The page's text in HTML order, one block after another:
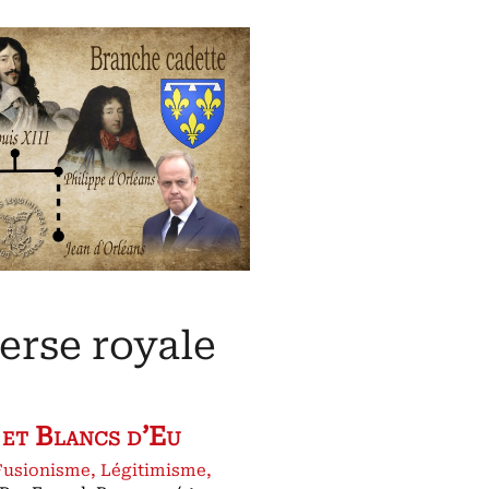
royale
Blancs d’Eu
, Légitimisme,